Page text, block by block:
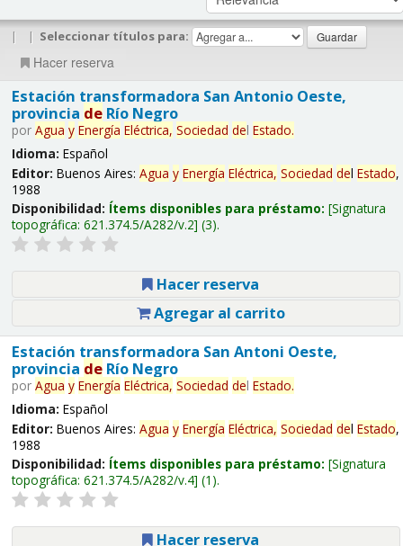
| | Seleccionar títulos para:
Hacer reserva
Estación transformadora San Antonio Oeste,
provincia deRío Negro
por Agua y Energía Eléctrica, Sociedad del Estado.
Idioma: Español
Editor: Buenos Aires: Agua y Energía Eléctrica, Sociedad del Estado,
1988
Disponibilidad: Ítems disponibles para préstamo: Signatura
topográfica: 621.374.5/A282/v.2 (3).
Hacer reserva
Agregar al carrito
Estación transformadora San Antoni Oeste,
provincia deRío Negro
por Agua y Energía Eléctrica, Sociedad del Estado.
Idioma: Español
Editor: Buenos Aires: Agua y Energía Eléctrica, Sociedad del Estado,
1988
Disponibilidad: Ítems disponibles para préstamo: Signatura
topográfica: 621.374.5/A282/v.4 (1).
Hacer reserva